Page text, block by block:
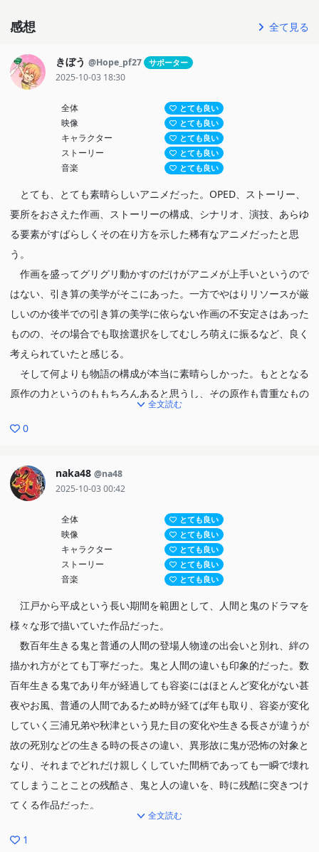
感想 全て見る
きぼう @Hope_pf27 サポーター
2025-10-03 18:30
全体 とても良い
映像 とても良い
キャラクター とても良い
ストーリー とても良い
音楽 とても良い
とても、とても素晴らしいアニメだった。OPED、ストーリー、
要所をおさえた作画、ストーリーの構成、シナリオ、演技、あらゆ
る要素がすばらしくその在り方を示した稀有なアニメだったと思
う。
作画を盛ってグリグリ動かすのだけがアニメが上手いというので
はない、引き算の美学がそこにあった。一方でやはりリソースが厳
しいのか後半での引き算の美学に依らない作画の不安定さはあった
ものの、その場合でも取捨選択をしてむしろ萌えに振るなど、良く
考えられていたと感じる。
そして何よりも物語の構成が本当に素晴らしかった。もととなる
原作の力というのももちろんあると思うし、その原作も貴重なもの
であるが、それをアニメとするには完全な別作品となる訳で、その
翻案が普通のアニメならこうするだろうというものではなく、いま
るといった、すべてに意味があるものになっていたのが本当に素晴
らしかった。最終の2話で短編をやったことが何よりも構成の妙を
物語っていると思う。
OPEDは1クール2クール両方ともかなり好きで選べない。
本当に稀に見るような素晴らしいアニメだった。多分私はこのア
ニメのことをずっと心に大切に持っていくんだろうなと思う。ぜ
い。
全文読む
0
naka48 @na48
2025-10-03 00:42
全体 とても良い
映像 とても良い
キャラクター とても良い
ストーリー とても良い
音楽 とても良い
江戸から平成という長い期間を範囲として、人間と鬼のドラマを
様々な形で描いていた作品だった。
数百年生きる鬼と普通の人間の登場人物達の出会いと別れ、絆の
描かれ方がとても丁寧だった。鬼と人間の違いも印象的だった。数
百年生きる鬼であり年が経過しても容姿にはほとんど変化がない甚
夜やお風、普通の人間であるため時が経てば年も取り、容姿が変化
していく三浦兄弟や秋津という見た目の変化や生きる長さが違うが
故の死別などの生きる時の長さの違い、異形故に鬼が恐怖の対象と
なり、それまでどれだけ親しくしていた間柄であっても一瞬で壊れ
てしまうことことの残酷さ、鬼と人の違いを、時に残酷に突きつけ
てくる作品だった。
甚夜の心境が徐々に変化していく過程の描き方も丁寧だった。鈴
音への憎しみを抱えて生きている甚夜が、江戸での人々との出会い
全文読む
1